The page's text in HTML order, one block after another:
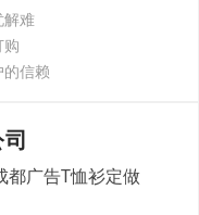
难
信赖
都广告T恤衫定做